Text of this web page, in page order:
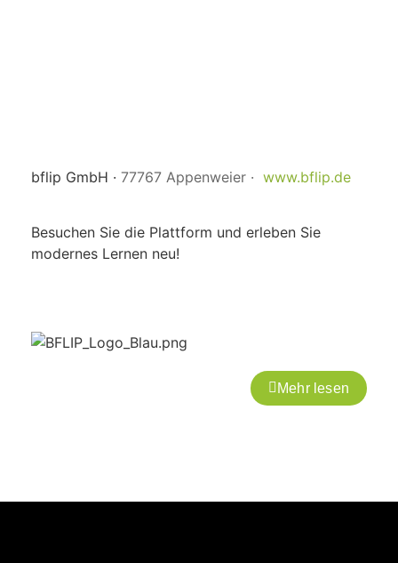
bflip GmbH · 77767 Appenweier · www.bflip.de
Besuchen Sie die Plattform und erleben Sie
modernes Lernen neu!
Mehr lesen